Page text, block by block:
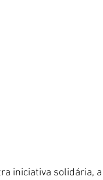
iniciativa solidária, a